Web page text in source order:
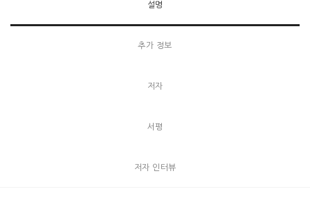
설명
추가 정보
저자
서평
저자 인터뷰